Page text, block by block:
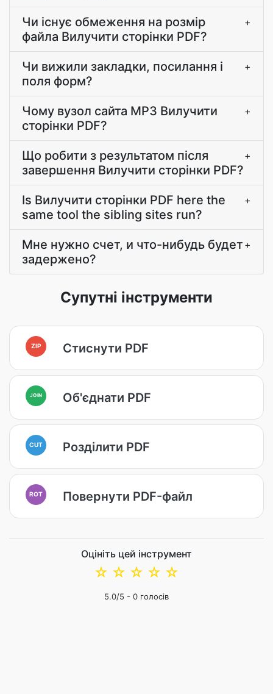
Чи існує обмеження на розмір
файла Вилучити сторінки PDF?
+
Чи вижили закладки, посилання і
поля форм?
+
Чому вузол сайта MP3 Вилучити
сторінки PDF?
+
Що робити з результатом після
завершення Вилучити сторінки PDF?
+
Is Вилучити сторінки PDF here the
same tool the sibling sites run?
+
Мне нужно счет, и что-нибудь будет
задержено?
+
Супутні інструменти
ZIP Стиснути PDF
JOIN Об'єднати PDF
CUT Розділити PDF
ROT Повернути PDF-файл
Оцініть цей інструмент
☆
☆
☆
☆
☆
5.0/5 - 0 голосів